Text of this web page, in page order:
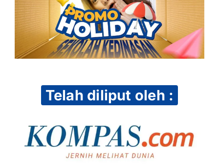
Telah diliput oleh :